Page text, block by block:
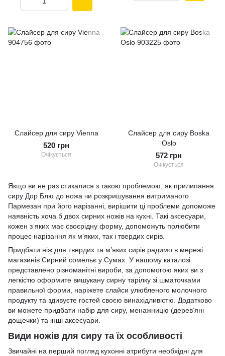
Слайсер для сиру Vienna
520 грн
Очікується
Слайсер для сиру Boska
Oslo
572 грн
Очікується
Якщо ви не раз стикалися з такою проблемою, як прилипання
сиру Дор Блю до ножа чи розкришування витриманого
Пармезан при його нарізанні, вирішити ці проблеми допоможе
наявність хоча б двох сирних ножів на кухні. Такі аксесуари,
кожен з яких має своєрідну форму, допоможуть полюбити
процес нарізання як м’яких, так і твердих сирів.
Придбати ніж для твердих та м’яких сирів радимо в мережі
магазинів Сирний сомельє у Сумах. У нашому каталозі
представлено різноманітні вироби, за допомогою яких ви з
легкістю оформите вишукану сирну тарілку зі шматочками
правильної форми, наріжете слайси улюбленого молочного
продукту та здивуєте гостей своєю винахідливістю. Додатково
ви можете придбати набір для сиру, менажницю (деревʼяні
дощечки) та інші аксесуари.
Види ножів для сиру та їх особливості
Звичайні на перший погляд кухонні атрибути необхідні для